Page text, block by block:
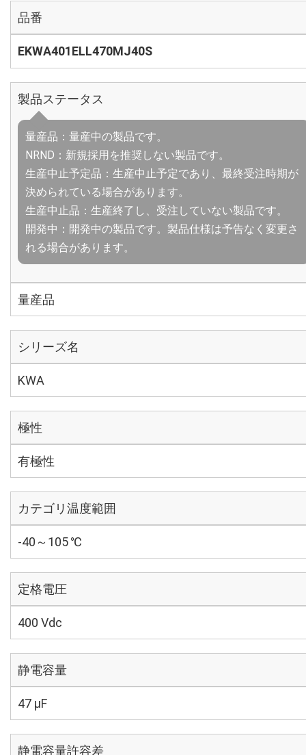
品番
EKWA401ELL470MJ40S
製品ステータス
量産品：量産中の製品です。
NRND：新規採用を推奨しない製品です。
生産中止予定品：生産中止予定であり、最終受注時期が
決められている場合があります。
生産中止品：生産終了し、受注していない製品です。
開発中：開発中の製品です。製品仕様は予告なく変更さ
れる場合があります。
量産品
シリーズ名
KWA
極性
有極性
カテゴリ温度範囲
-40～105 ℃
定格電圧
400 Vdc
静電容量
47 µF
静電容量許容差